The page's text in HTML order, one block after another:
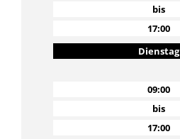
bis
17:00
Dienstag
09:00
bis
17:00